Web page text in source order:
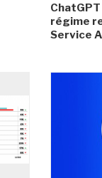
régime
Service